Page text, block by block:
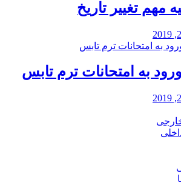
مهم تغییر تاریخ
به امتحانات ترم تابس